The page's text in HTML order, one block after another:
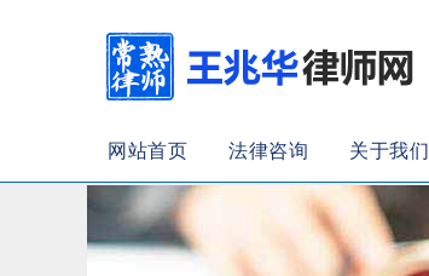
网站首页 法律咨询 关于我们